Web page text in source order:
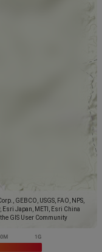
GEBCO, USGS, FAO, NPS,
Esri Japan, METI, Esri China
GIS User Community